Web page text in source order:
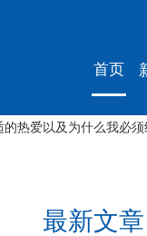
首页
尽管大多数企业
最新文章